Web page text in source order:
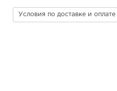
Условия по доставке и оплате